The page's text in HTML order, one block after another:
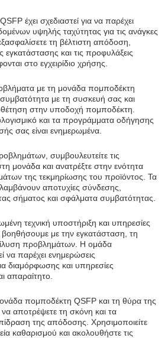
έχει σχεδιαστεί για να παρέχει
υψηλής ταχύτητας για τις ανάγκες
τη βέλτιστη απόδοση,
εγκατάστασης και τις προφυλάξεις
στο εγχειρίδιο χρήσης.
με τη μονάδα πομποδέκτη
με τη συσκευή σας και
στην υποδοχή πομποδέκτη.
και τα προγράμματα οδήγησης
σας είναι ενημερωμένα.
συμβουλευτείτε τις
μονάδα και ανατρέξτε στην ενότητα
της τεκμηρίωσης του προϊόντος. Τα
αποτυχίες σύνδεσης,
σήματος και σφάλματα συμβατότητας.
τεχνική υποστήριξη και υπηρεσίες
με την εγκατάσταση, τη
προβλημάτων. Η ομάδα
να παρέχει ενημερώσεις
διαμόρφωσης και υπηρεσίες
απαραίτητο.
πομποδέκτη QSFP και τη θύρα της
να αποτρέψετε τη σκόνη και τα
της απόδοσης. Χρησιμοποιείτε
καθαρισμού και ακολουθήστε τις